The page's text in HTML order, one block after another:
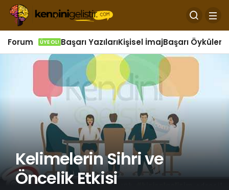
Forum ÜYE OL! Başarı YazılarıKişisel İmajBaşarı Öyküleri
Kelimelerin Sihri ve
Öncelik Etkisi